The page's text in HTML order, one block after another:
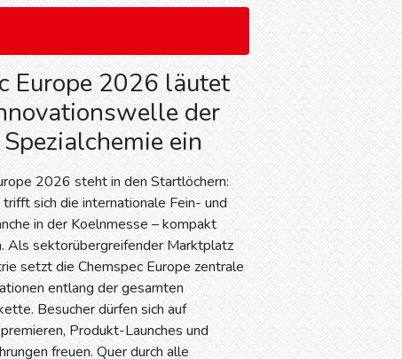
Europe 2026 läutet
der
ein
2026 steht in den Startlöchern:
sich die internationale Fein- und
in der Koelnmesse – kompakt
Als sektorübergreifender Marktplatz
setzt die Chemspec Europe zentrale
entlang der gesamten
Besucher dürfen sich auf
Produkt-Launches und
freuen. Quer durch alle